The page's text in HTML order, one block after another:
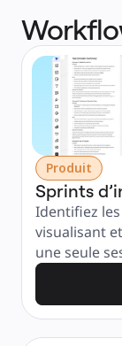
Produit
Sprints
Identifiez
visualisant
une seule